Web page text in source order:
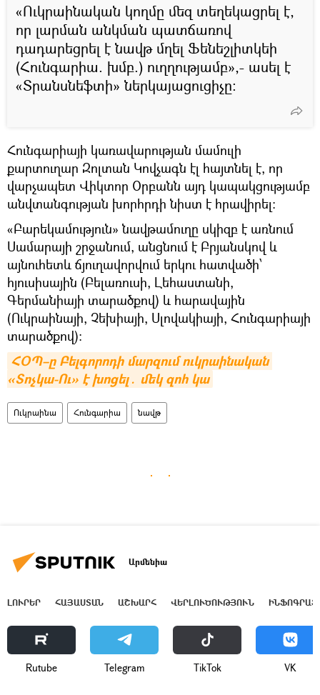
«Ուկրաինական կողմը մեզ տեղեկացրել է,
որ լարման անկման պատճառով
դադարեցրել է նավթ մղել Ֆենեշլիտկեի
(Հունգարիա. խմբ.) ուղղությամբ»,- ասել է
«Տրանսնեֆտի» ներկայացուցիչը:
Հունգարիայի կառավարության մամուլի
քարտուղար Զոլտան Կովչագն էլ հայտնել է, որ
վարչապետ Վիկտոր Օրբանն այդ կապակցությամբ
անվտանգության խորհրդի նիստ է հրավիրել։
«Բարեկամություն» նավթամուղը սկիզբ է առնում
Սամարայի շրջանում, անցնում է Բրյանսկով և
այնուհետև ճյուղավորվում երկու հատվածի՝
հյուսիսային (Բելառուսի, Լեհաստանի,
Գերմանիայի տարածքով) և հարավային
(Ուկրաինայի, Չեխիայի, Սլովակիայի, Հունգարիայի
տարածքով)։
ՀՕՊ–ը Բելգորոդի մարզում ուկրաինական
«Տոչկա-Ու» է խոցել․ մեկ զոհ կա
Ուկրաինա Հունգարիա նավթ
Արմենիա
ԼՈՒՐԵՐ ՀԱՅԱՍՏԱՆ ԱՇԽԱՐՀ ՎԵՐԼՈՒԾՈՒԹՅՈՒՆ
Rutube Telegram ТikТоk VK